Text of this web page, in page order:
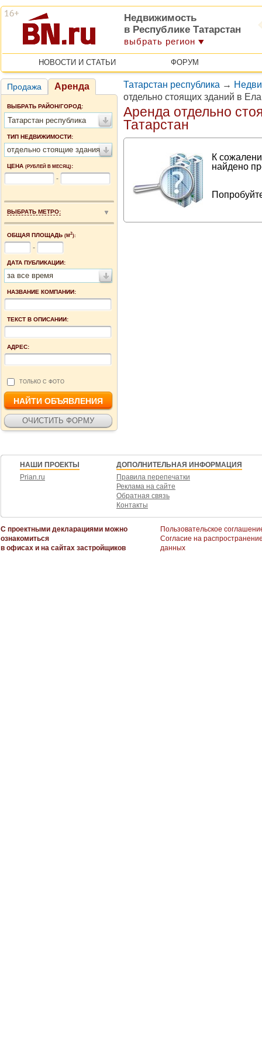
Недвижимость
в Республике Татарстан
выбрать регион
НОВОСТИ И СТАТЬИ ФОРУМ
Продажа Аренда
ВЫБРАТЬ РАЙОН/ГОРОД:
Татарстан республика
ТИП НЕДВИЖИМОСТИ:
отдельно стоящие здания
ЦЕНА (РУБЛЕЙ В МЕСЯЦ):
-
ВЫБРАТЬ МЕТРО:
ОБЩАЯ ПЛОЩАДЬ (М2):
-
ДАТА ПУБЛИКАЦИИ:
за все время
НАЗВАНИЕ КОМПАНИИ:
ТЕКСТ В ОПИСАНИИ:
АДРЕС:
ТОЛЬКО С ФОТО
Татарстан республика →
отдельно стоящих зданий в
Аренда отдельно
Татарстан
К
найдено
НАШИ ПРОЕКТЫ
Prian.ru
ДОПОЛНИТЕЛЬНАЯ ИНФОРМАЦИЯ
Правила перепечатки
Реклама на сайте
Обратная связь
Контакты
С проектными декларациями можно
ознакомиться
в офисах и на сайтах застройщиков
Пользовательское
Согласие на
данных